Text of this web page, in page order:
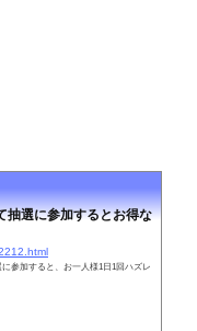
抽選に参加するとお得な
参加すると、お一人様1日1回ハズレ